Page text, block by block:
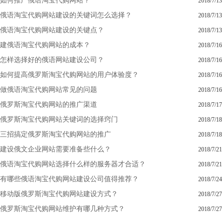
俄语淘宝代购网站建设的关键词怎么选择？ 2018/7/13
俄语淘宝代购网站建设的关键点？ 2018/7/13
建俄语淘宝代购网站的成本？ 2018/7/16
怎样选择好的俄语网站建设公司？ 2018/7/16
如何提高俄罗斯淘宝代购网站的用户体验度？ 2018/7/16
做俄语淘宝代购网站常见的问题 2018/7/16
俄罗斯淘宝代购网站的推广渠道 2018/7/17
俄罗斯淘宝代购网站关键词的选择窍门 2018/7/18
三招搞定俄罗斯淘宝代购网站的推广 2018/7/18
建设俄文企业网站需要准备些什么？ 2018/7/21
俄语淘宝代购网站选择什么样的服务器才合适？ 2018/7/21
有哪些俄语淘宝代购网站建设公司值得推荐？ 2018/7/24
移动版俄罗斯淘宝代购网站建设方式？ 2018/7/27
俄罗斯淘宝代购网站维护有哪几种方式？ 2018/7/27